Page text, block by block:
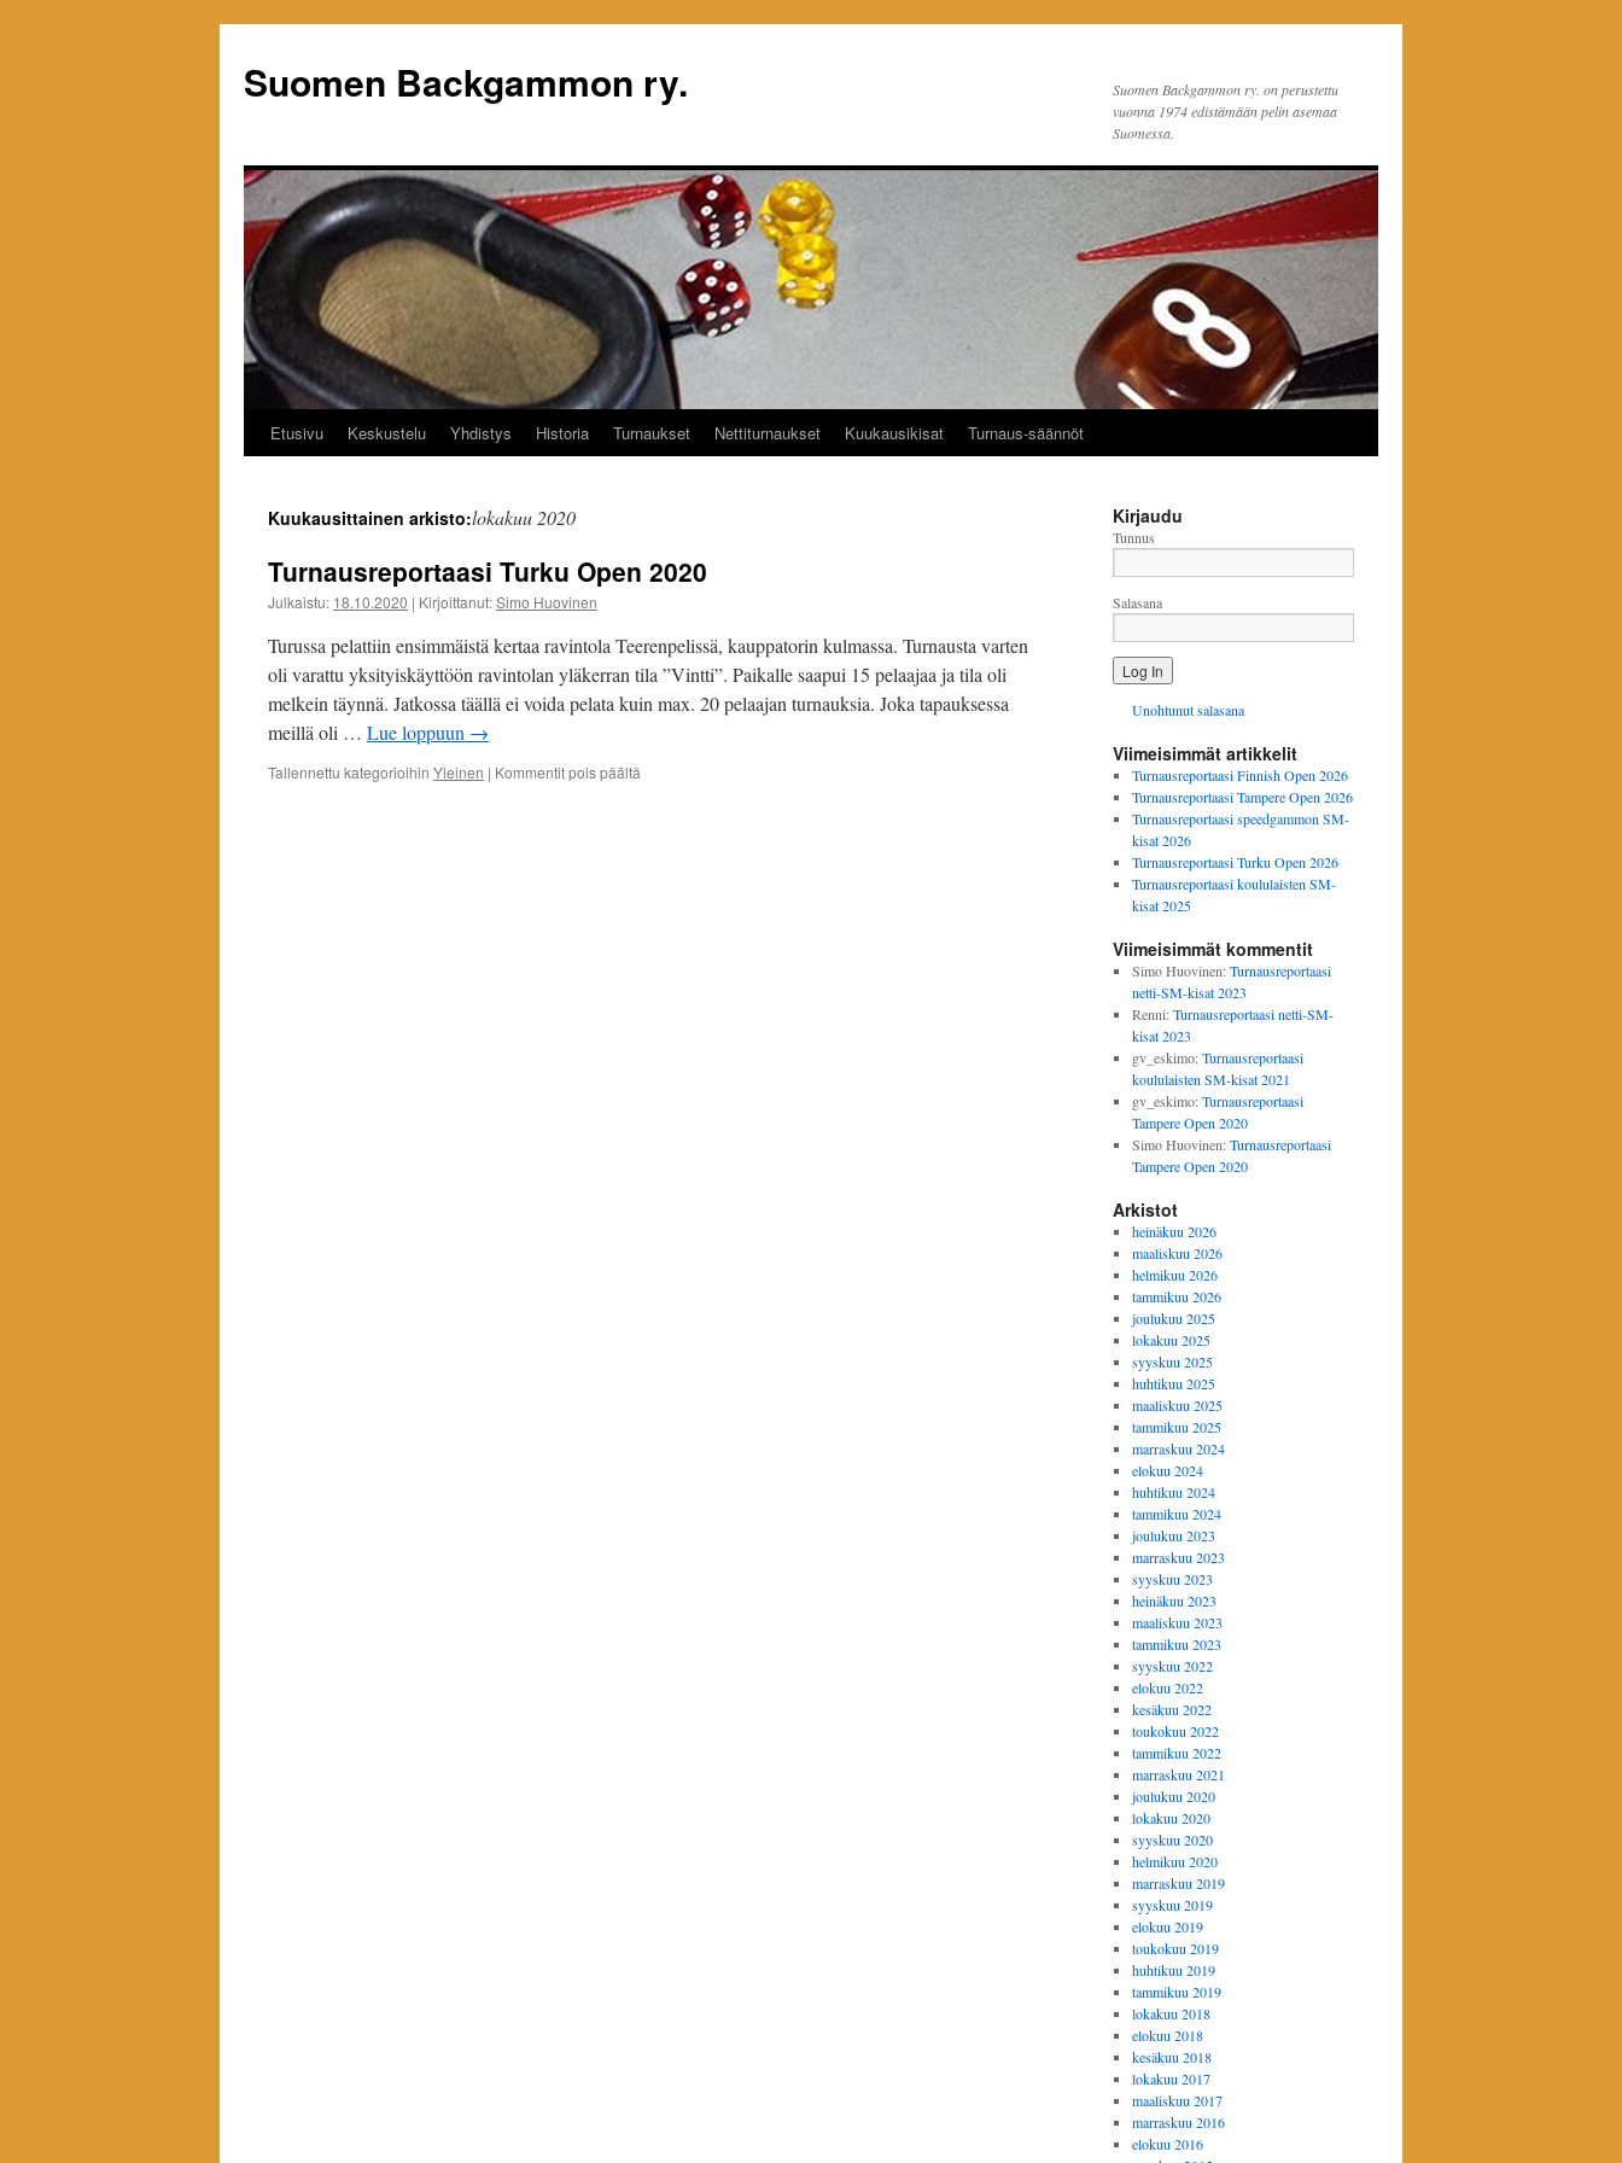
Suomen Backgammon ry.
Suomen Backgammon ry. on perustettu
vuonna 1974 edistämään pelin asemaa
Suomessa.
Etusivu Keskustelu Yhdistys Historia Turnaukset Nettiturnaukset Kuukausikisat Turnaus-säännöt
Kuukausittainen arkisto:lokakuu 2020
Turnausreportaasi Turku Open 2020
Julkaistu: 18.10.2020 | Kirjoittanut:Simo Huovinen
Turussa pelattiin ensimmäistä kertaa ravintola Teerenpelissä, kauppatorin kulmassa. Turnausta varten
oli varattu yksityiskäyttöön ravintolan yläkerran tila ”Vintti”. Paikalle saapui 15 pelaajaa ja tila oli
melkein täynnä. Jatkossa täällä ei voida pelata kuin max. 20 pelaajan turnauksia. Joka tapauksessa
meillä oli … Lue loppuun →
Tallennettu kategorioihin Yleinen | Kommentit pois päältä
Kirjaudu
Tunnus
Salasana
Unohtunut salasana
Viimeisimmät artikkelit
Turnausreportaasi Finnish Open 2026
Turnausreportaasi Tampere Open 2026
Turnausreportaasi speedgammon SM-
kisat 2026
Turnausreportaasi Turku Open 2026
Turnausreportaasi koululaisten SM-
kisat 2025
Viimeisimmät kommentit
Simo Huovinen:Turnausreportaasi
netti-SM-kisat 2023
Renni:Turnausreportaasi netti-SM-
kisat 2023
gv_eskimo:Turnausreportaasi
koululaisten SM-kisat 2021
gv_eskimo:Turnausreportaasi
Tampere Open 2020
Simo Huovinen:Turnausreportaasi
Tampere Open 2020
Arkistot
heinäkuu 2026
maaliskuu 2026
helmikuu 2026
tammikuu 2026
joulukuu 2025
lokakuu 2025
syyskuu 2025
huhtikuu 2025
maaliskuu 2025
tammikuu 2025
marraskuu 2024
elokuu 2024
huhtikuu 2024
tammikuu 2024
joulukuu 2023
marraskuu 2023
syyskuu 2023
heinäkuu 2023
maaliskuu 2023
tammikuu 2023
syyskuu 2022
elokuu 2022
kesäkuu 2022
toukokuu 2022
tammikuu 2022
marraskuu 2021
joulukuu 2020
lokakuu 2020
syyskuu 2020
helmikuu 2020
marraskuu 2019
syyskuu 2019
elokuu 2019
toukokuu 2019
huhtikuu 2019
tammikuu 2019
lokakuu 2018
elokuu 2018
kesäkuu 2018
lokakuu 2017
maaliskuu 2017
marraskuu 2016
elokuu 2016